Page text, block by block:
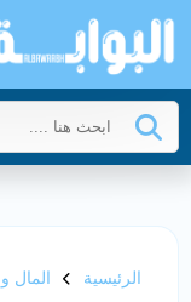
الرئيسية المال